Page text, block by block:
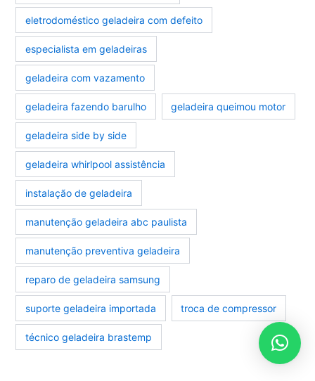
eletrodoméstico geladeira com defeito
especialista em geladeiras
geladeira com vazamento
geladeira fazendo barulho geladeira queimou motor
geladeira side by side
geladeira whirlpool assistência
instalação de geladeira
manutenção geladeira abc paulista
manutenção preventiva geladeira
reparo de geladeira samsung
suporte geladeira importada troca de compressor
técnico geladeira brastemp